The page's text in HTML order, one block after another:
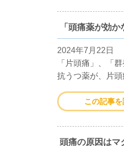
「頭痛薬が効
2024年7月22日
「片頭痛」、「
抗うつ薬が、片
この記事
頭痛の原因はマ